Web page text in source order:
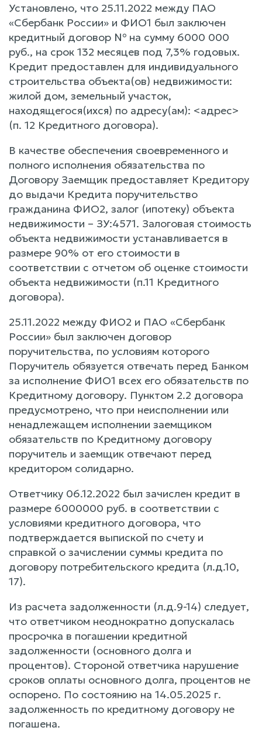
Установлено, что 25.11.2022 между ПАО
«Сбербанк России» и ФИО1 был заключен
кредитный договор № на сумму 6000 000
руб., на срок 132 месяцев под 7,3% годовых.
Кредит предоставлен для индивидуального
строительства объекта(ов) недвижимости:
жилой дом, земельный участок,
находящегося(ихся) по адресу(ам): <адрес>
(п. 12 Кредитного договора).
В качестве обеспечения своевременного и
полного исполнения обязательства по
Договору Заемщик предоставляет Кредитору
до выдачи Кредита поручительство
гражданина ФИО2, залог (ипотеку) объекта
недвижимости – ЗУ:4571. Залоговая стоимость
объекта недвижимости устанавливается в
размере 90% от его стоимости в
соответствии с отчетом об оценке стоимости
объекта недвижимости (п.11 Кредитного
договора).
25.11.2022 между ФИО2 и ПАО «Сбербанк
России» был заключен договор
поручительства, по условиям которого
Поручитель обязуется отвечать перед Банком
за исполнение ФИО1 всех его обязательств по
Кредитному договору. Пунктом 2.2 договора
предусмотрено, что при неисполнении или
ненадлежащем исполнении заемщиком
обязательств по Кредитному договору
поручитель и заемщик отвечают перед
кредитором солидарно.
Ответчику 06.12.2022 был зачислен кредит в
размере 6000000 руб. в соответствии с
условиями кредитного договора, что
подтверждается выпиской по счету и
справкой о зачислении суммы кредита по
договору потребительского кредита (л.д.10,
17).
Из расчета задолженности (л.д.9-14) следует,
что ответчиком неоднократно допускалась
просрочка в погашении кредитной
задолженности (основного долга и
процентов). Стороной ответчика нарушение
сроков оплаты основного долга, процентов не
оспорено. По состоянию на 14.05.2025 г.
задолженность по кредитному договору не
погашена.